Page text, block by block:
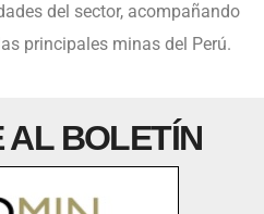
del sector, acompañando
principales minas del Perú.
AL BOLETÍN